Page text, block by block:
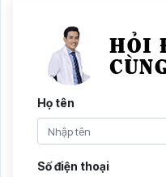
Họ tên
Số điện thoại